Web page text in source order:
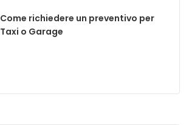
Come richiedere un preventivo per
Taxi o Garage